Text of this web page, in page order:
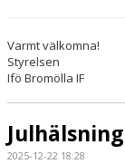
Varmt välkomna!
Styrelsen
Ifö Bromölla IF
2025-12-22 18:28